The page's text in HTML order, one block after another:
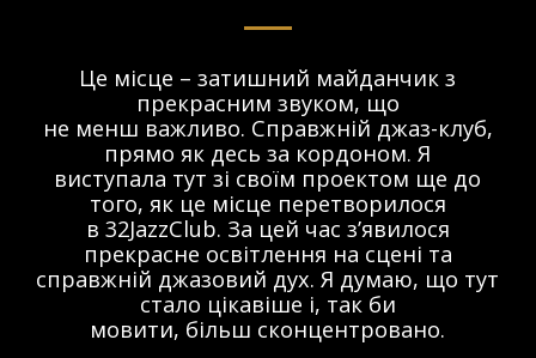
Це місце – затишний майданчик з
прекрасним звуком, що
не менш важливо. Справжній джаз-клуб,
прямо як десь за кордоном. Я
виступала тут зі своїм проектом ще до
того, як це місце перетворилося
в 32JazzClub. За цей час з’явилося
прекрасне освітлення на сцені та
справжній джазовий дух. Я думаю, що тут
стало цікавіше і, так би
мовити, більш сконцентровано.